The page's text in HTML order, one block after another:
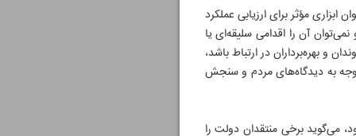
مؤثر برای ارزیابی عملکرد
آن را اقدامی سلیقه‌ای یا
و بهره‌برداران در ارتباط باشد،
به دیدگاه‌های مردم و سنجش
می‌گوید برخی منتقدان دولت را